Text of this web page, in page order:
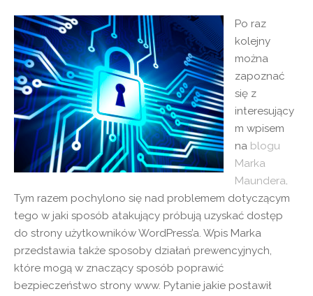
Po raz
kolejny
można
zapoznać
się z
interesujący
m wpisem
na blogu
Marka
Maundera.
Tym razem pochylono się nad problemem dotyczącym
tego w jaki sposób atakujący próbują uzyskać dostęp
do strony użytkowników WordPress’a. Wpis Marka
przedstawia także sposoby działań prewencyjnych,
które mogą w znaczący sposób poprawić
bezpieczeństwo strony www. Pytanie jakie postawił